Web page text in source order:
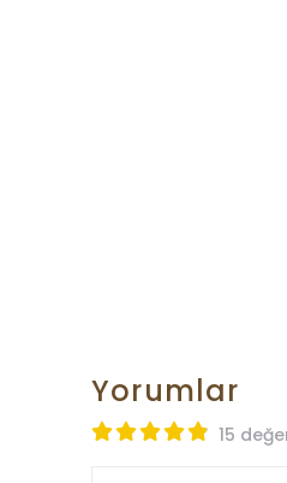
Yorumlar
15